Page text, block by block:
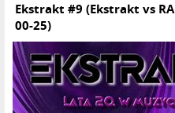
Ekstrakt #9 (Ekstrakt vs RA
00-25)